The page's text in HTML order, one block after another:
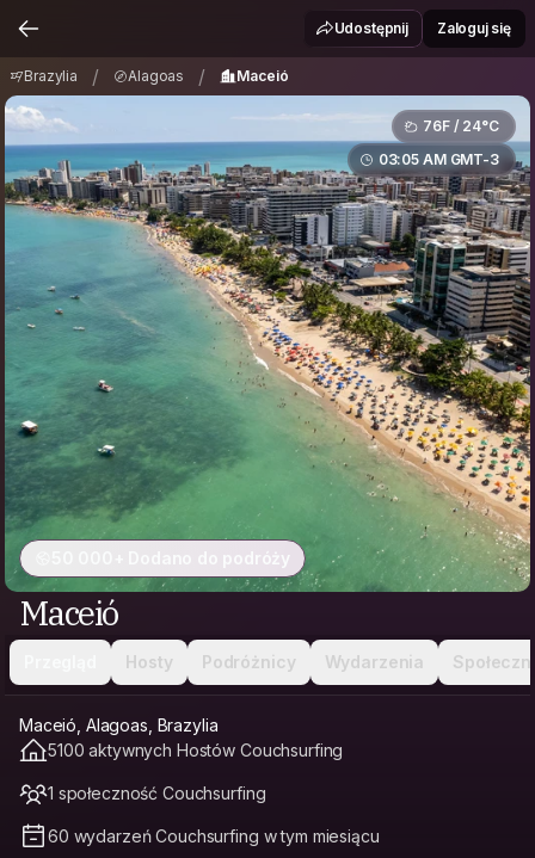
MaceióUdostępnij Zaloguj się
Brazylia / Alagoas / Maceió
76F / 24°C
03:05 AM GMT-3
50 000+ Dodano do podróży
Maceió
Hosty Podróżnicy Wydarzenia
Maceió, Alagoas, Brazylia
5100 aktywnych Hostów Couchsurfing
1 społeczność Couchsurfing
60 wydarzeń Couchsurfing w tym miesiącu